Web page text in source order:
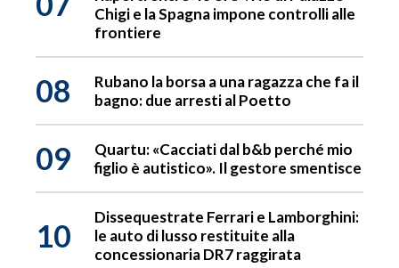
Chigi e la Spagna impone controlli alle
frontiere
08
Rubano la borsa a una ragazza che fa il
bagno: due arresti al Poetto
09
Quartu: «Cacciati dal b&b perché mio
figlio è autistico». Il gestore smentisce
10
Dissequestrate Ferrari e Lamborghini:
le auto di lusso restituite alla
concessionaria DR7 raggirata